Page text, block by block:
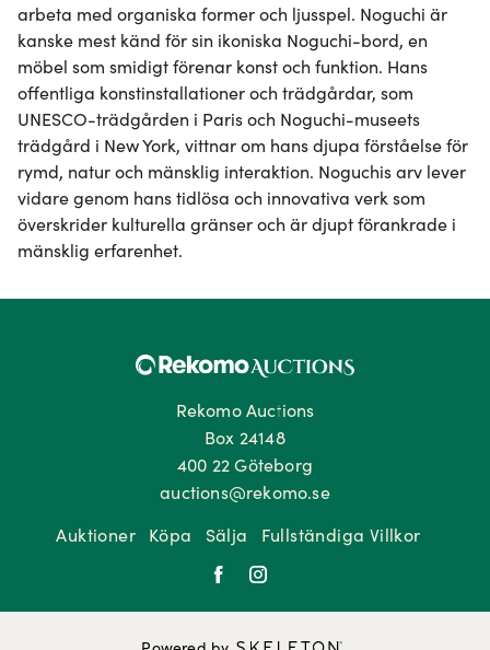
arbeta med organiska former och ljusspel. Noguchi är
kanske mest känd för sin ikoniska Noguchi-bord, en
möbel som smidigt förenar konst och funktion. Hans
offentliga konstinstallationer och trädgårdar, som
UNESCO-trädgården i Paris och Noguchi-museets
trädgård i New York, vittnar om hans djupa förståelse för
rymd, natur och mänsklig interaktion. Noguchis arv lever
vidare genom hans tidlösa och innovativa verk som
överskrider kulturella gränser och är djupt förankrade i
mänsklig erfarenhet.
Rekomo Auctions
Box 24148
400 22 Göteborg
auctions@rekomo.se
Auktioner
Köpa Sälja Fullständiga Villkor